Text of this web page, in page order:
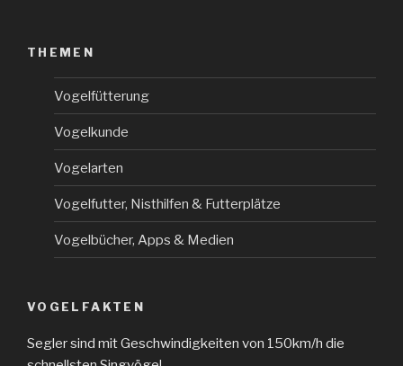
THEMEN
Vogelfütterung
Vogelkunde
Vogelarten
Vogelfutter, Nisthilfen & Futterplätze
Vogelbücher, Apps & Medien
VOGELFAKTEN
Segler sind mit Geschwindigkeiten von 150km/h die